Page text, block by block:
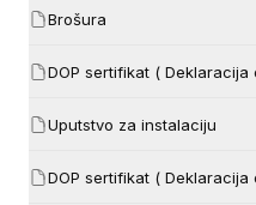
Brošura
DOP sertifikat ( Deklaracija
Uputstvo za instalaciju
DOP sertifikat ( Deklaracija